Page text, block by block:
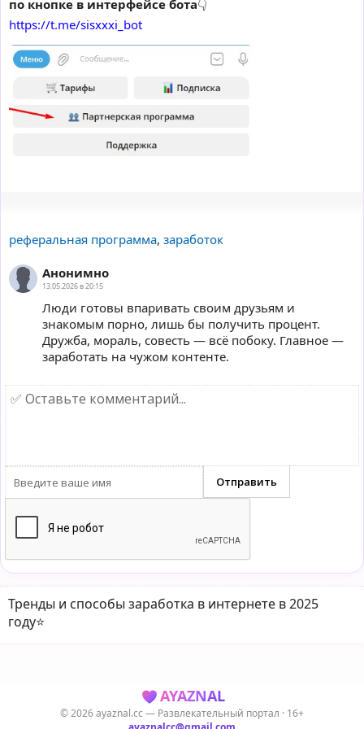
по кнопке в интерфейсе бота👇
https://t.me/sisxxxi_bot
реферальная программа, заработок
Анонимно
13.05.2026 в 20:15
Люди готовы впаривать своим друзьям и
знакомым порно, лишь бы получить процент.
Дружба, мораль, совесть — всё побоку. Главное —
заработать на чужом контенте.
Тренды и способы заработка в интернете в 2025
году⭐️
AYAZNAL
© 2026 ayaznal.cc — Развлекательный портал · 16+